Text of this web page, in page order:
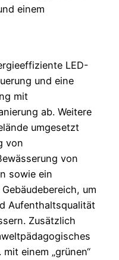
einem
LED-
und eine
mit
ab. Weitere
umgesetzt
von
von
sowie ein
um
Aufenthaltsqualität
Zusätzlich
einem „grünen“